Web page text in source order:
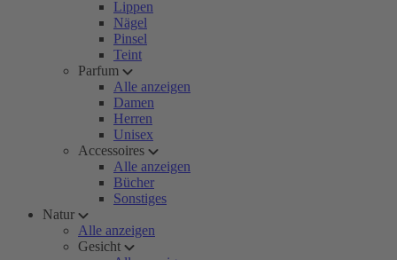
Lippen
Nägel
Pinsel
Teint
Parfum
Alle anzeigen
Damen
Herren
Unisex
Accessoires
Alle anzeigen
Bücher
Sonstiges
Natur
Alle anzeigen
Gesicht